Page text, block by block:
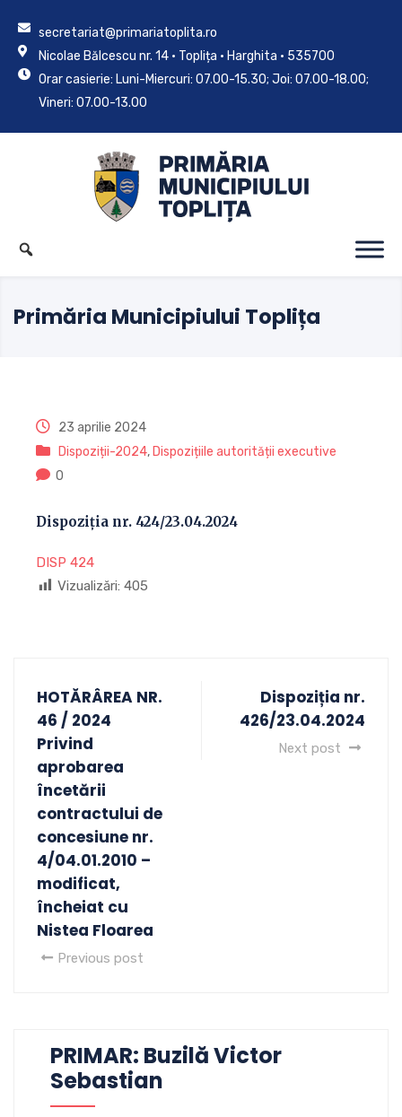
secretariat@primariatoplita.ro
Nicolae Bălcescu nr. 14 • Toplița • Harghita • 535700
Orar casierie: Luni-Miercuri: 07.00-15.30; Joi: 07.00-18.00;
Vineri: 07.00-13.00
Primăria Municipiului Toplița
23 aprilie 2024
Dispoziții-2024, Dispozițiile autorității executive
0
Dispoziția nr. 424/23.04.2024
DISP 424
Vizualizări: 405
HOTĂRÂREA NR.
46 / 2024
Privind
aprobarea
încetării
contractului de
concesiune nr.
4/04.01.2010 –
modificat,
încheiat cu
Nistea Floarea
Previous post
Dispoziția nr.
426/23.04.2024
Next post
PRIMAR: Buzilă Victor
Sebastian